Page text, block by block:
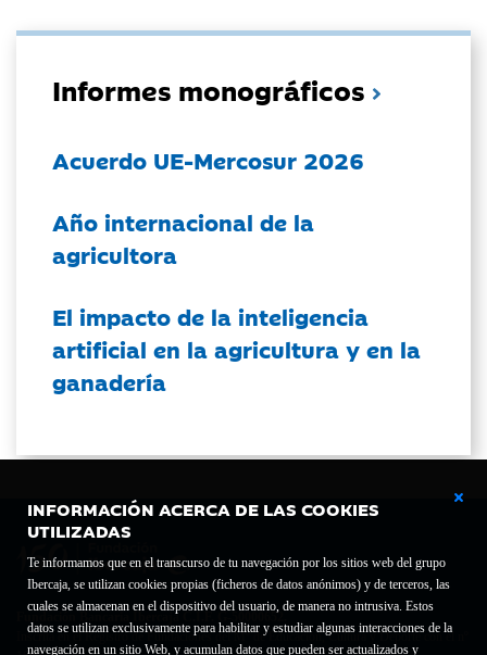
INFORMACIÓN ACERCA DE LAS COOKIES
UTILIZADAS
Te informamos que en el transcurso de tu navegación por los sitios web del grupo
Ibercaja, se utilizan cookies propias (ficheros de datos anónimos) y de terceros, las
cuales se almacenan en el dispositivo del usuario, de manera no intrusiva. Estos
datos se utilizan exclusivamente para habilitar y estudiar algunas interacciones de la
navegación en un sitio Web, y acumulan datos que pueden ser actualizados y
Informes monográficos
Acuerdo UE-Mercosur 2026
Año internacional de la
agricultora
El impacto de la inteligencia
artificial en la agricultura y en la
ganadería
Fundación Bancaria Ibercaja C.I.F. G-50000652.
Inscrita en el Registro de Fundaciones del Mº de Educación, Cultura y Deporte con el nº